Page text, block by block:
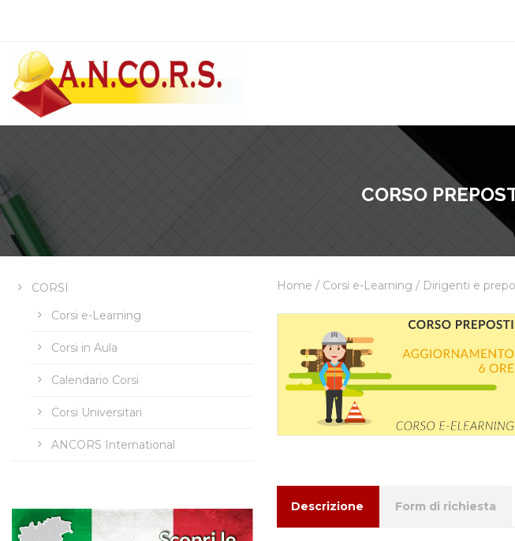
CORSO
Home / Corsi e-Learning / Dirigenti e
Descrizione Form di richiesta
CORSI
Corsi e-Learning
Corsi in Aula
Calendario Corsi
Corsi Universitari
ANCORS International